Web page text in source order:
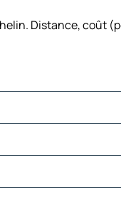
Distance, coût